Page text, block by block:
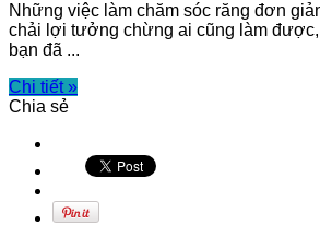
Những việc làm chăm sóc răng đơn
chải lợi tưởng chừng ai cũng làm
bạn đã ...
Chi tiết »
Chia sẻ